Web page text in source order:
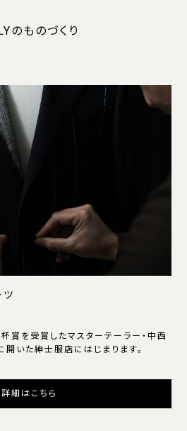
のものづくり
ツ
賞を受賞したマスターテーラー・中西
いた紳士服店にはじまります。
詳細はこちら